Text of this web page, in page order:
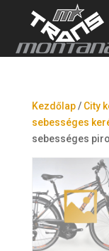
Kezdőlap/ City
sebességes
sebességes